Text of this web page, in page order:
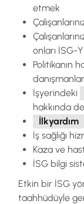
etmek
onları İSG-
Politikanın
İşyerindeki
hakkında
İlkyardım
İş sağlığı
Kaza ve
İSG bilgi
Etkin bir İSG
taahhüdüyle